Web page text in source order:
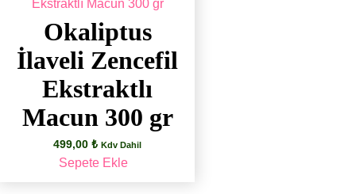
Okaliptus
İlaveli Zencefil
Ekstraktlı
Macun 300 gr
499,00₺ Kdv Dahil
Sepete Ekle